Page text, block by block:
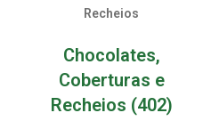
Chocolates,
Coberturas e
Recheios (402)